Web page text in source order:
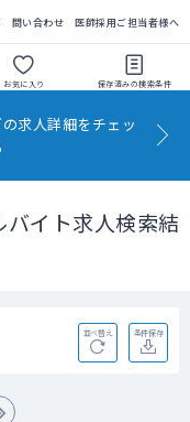
問い合わせ 医師採用ご担当者様へ
お気に入り 保存済みの検索条件
求人詳細をチェッ
イト求人検索結
並べ替え 条件保存